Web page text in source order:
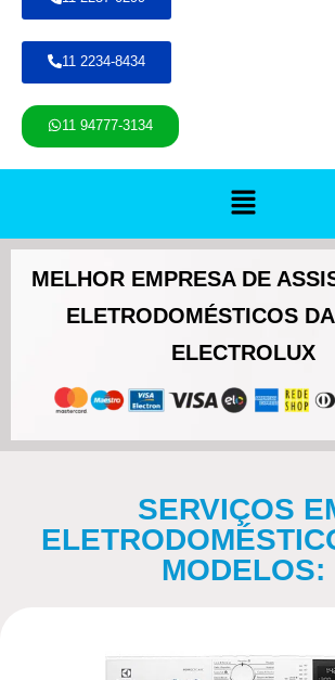
11 2234-8434
11 94777-3134
MELHOR EMPRESA DE
ELETRODOMÉSTICOS
ELECTROLUX
SERVIÇOS
MODELOS: